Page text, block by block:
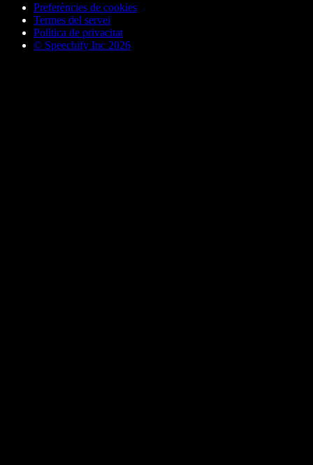
Preferències de cookies
Termes del servei
Política de privacitat
© Speechify Inc 2026